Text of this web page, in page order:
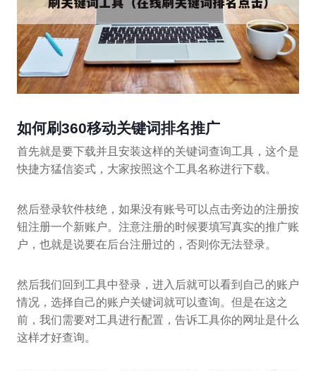
如何刷360移动关键词排名推广
首先就是要下载并且安装这样的关键词查询工具，这个是
快捷方猛信姿式，大家按照这个工具名称进行下载。
然后登录软件枝绝，如果没有账号可以点击旁边的注册按
钮注册一个新账户。注意注册的时候要填写真实的推广账
户，也就是说要在后台注册过的，否则你无法登录。
然后我们回到工具中登录，进入后就可以看到自己的账户
情况，选择自己的账户关键词就可以查询。但是在这之
前，我们需要对工具进行配置，告诉工具你的网址是什么
这样才好查询。